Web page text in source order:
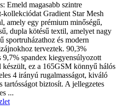
Emeld magasabb szintre
kollekciódat Gradient Star Mesh
amely egy prémium minőségű,
dupla kötésű textil, amelyet nagy
sportruházathoz és modern
terveztek. 90,3%
9,7% spandex kiegyensúlyozott
készült, ez a 165GSM könnyű hálós
4 irányú rugalmasságot, kiváló
tartósságot biztosít. A jellegzetes
...